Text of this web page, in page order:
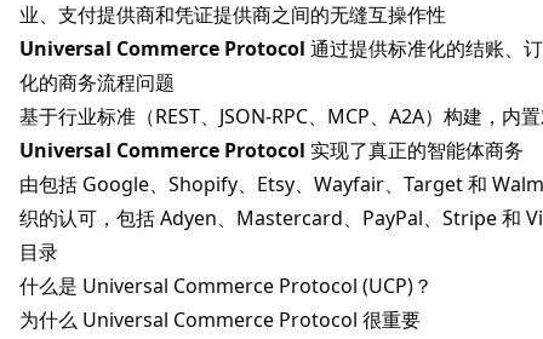
业、支付提供商和凭证提供商之间的无缝互操作性
Universal Commerce Protocol 通过提供标准化的结账、
化的商务流程问题
基于行业标准（REST、JSON-RPC、MCP、A2A）构建，内
Universal Commerce Protocol 实现了真正的智能体商务
由包括 Google、Shopify、Etsy、Wayfair、Target 和
织的认可，包括 Adyen、Mastercard、PayPal、Stripe 和
目录
什么是 Universal Commerce Protocol (UCP)？
为什么 Universal Commerce Protocol 很重要